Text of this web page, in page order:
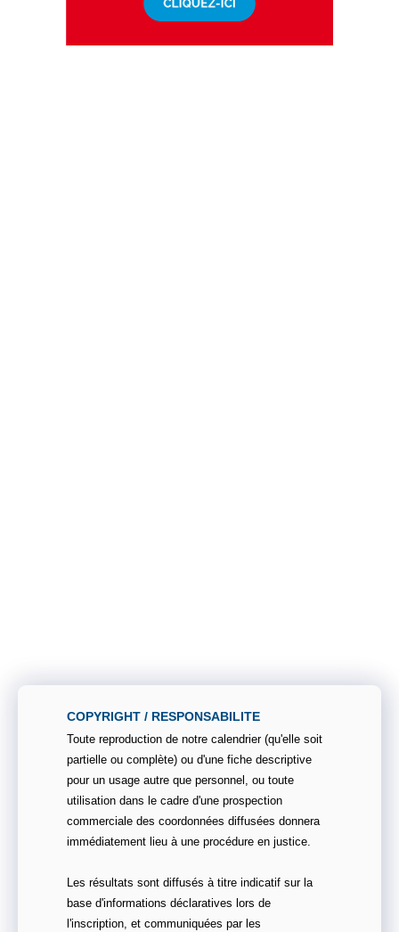
COPYRIGHT / RESPONSABILITE
Toute reproduction de notre calendrier (qu'elle soit
partielle ou complète) ou d'une fiche descriptive
pour un usage autre que personnel, ou toute
utilisation dans le cadre d'une prospection
commerciale des coordonnées diffusées donnera
immédiatement lieu à une procédure en justice.
Les résultats sont diffusés à titre indicatif sur la
base d'informations déclaratives lors de
l'inscription, et communiquées par les